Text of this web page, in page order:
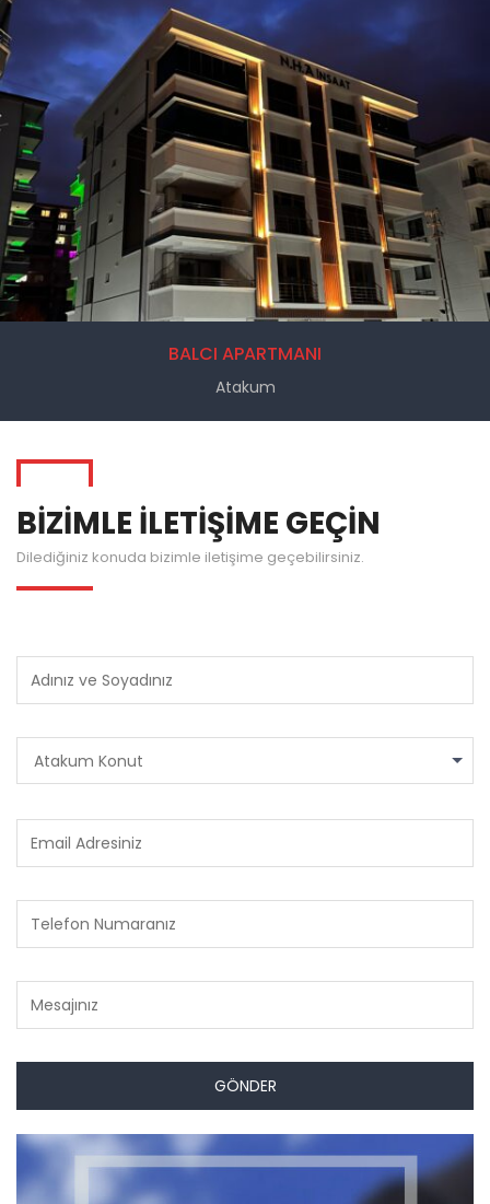
BALCI APARTMANI
Atakum
BİZİMLE İLETİŞİME GEÇİN
Dilediğiniz konuda bizimle iletişime geçebilirsiniz.
Atakum Konut